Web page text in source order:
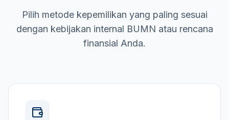
Pilih metode kepemilikan yang paling sesuai
dengan kebijakan internal BUMN atau rencana
finansial Anda.